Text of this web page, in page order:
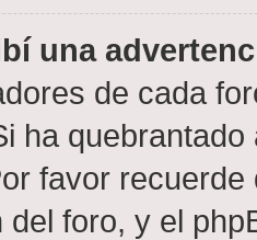
una
de cada
ha
favor
del foro, y el